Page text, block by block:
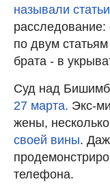
называли статьи
расследование:
по двум
брата - в
Суд над
27 марта. Экс-
жены,
своей вины.
телефона.